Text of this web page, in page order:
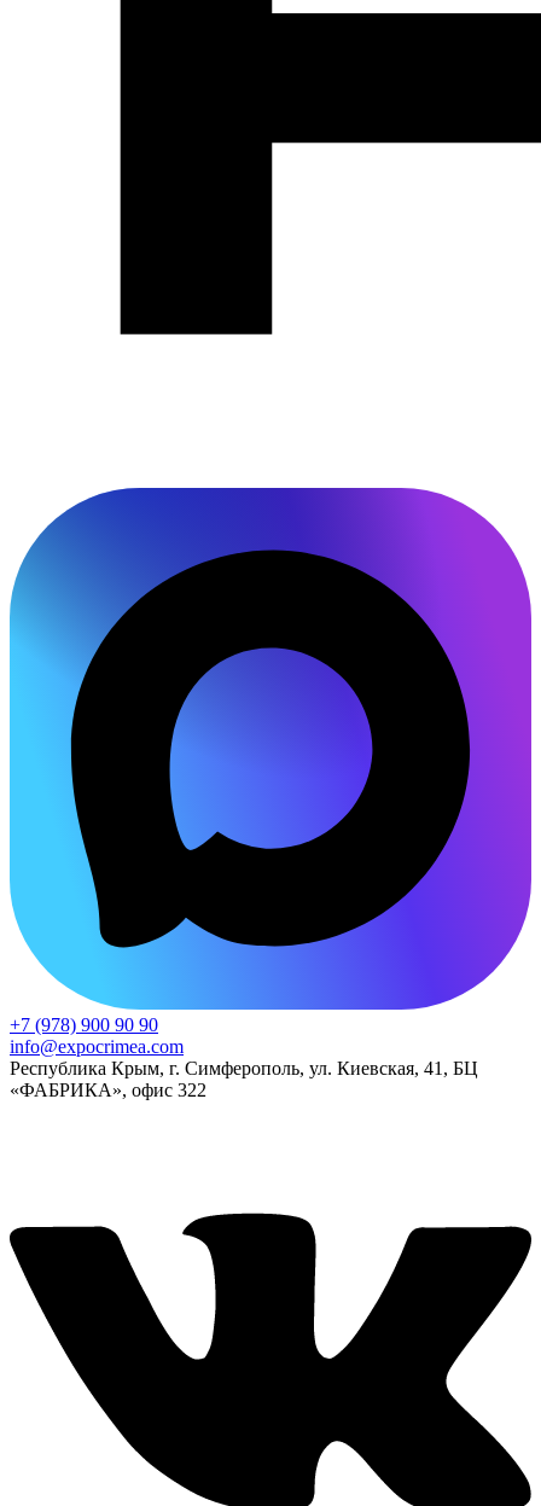
+7 (978) 900 90 90
info@expocrimea.com
Республика Крым, г. Симферополь, ул. Киевская, 41, БЦ
«ФАБРИКА», офис 322